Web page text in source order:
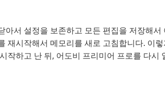
서 설정을 보존하고 모든 편집을 저장해
재시작해서 메모리를 새로 고침합니다. 이
작하고 난 뒤, 어도비 프리미어 프로를 다시